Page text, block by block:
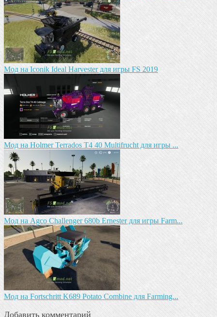
Мод на Iconik Ideal Harvester для игры FS 2019
Мод на Holmer Terrados T4 40 Multifrucht для игры ...
Мод на Agco Challenger 680b Ernester для игры Farm...
Мод на Fortschritt K689 Potato Combine для Farming...
Добавить комментарий